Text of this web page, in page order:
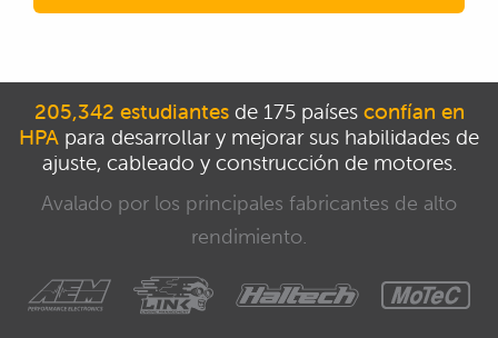
205,342 estudiantesde 175 países confían en
HPA para desarrollar y mejorar sus habilidades de
ajuste, cableado y construcción de motores.
Avalado por los principales fabricantes de alto
rendimiento.